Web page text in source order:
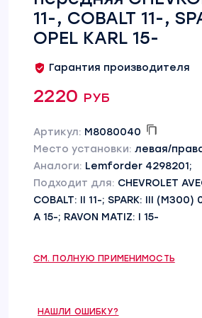
11-, COBALT 11-,
OPEL KARL 15-
Гарантия производителя
2220 руб
Артикул: M8080040
Место установки: левая/
Аналоги: Lemforder 4298201;
Подходит для: CHEVROLET
COBALT: II 11-; SPARK: III (M300)
A 15-; RAVON MATIZ: I 15-
СМ. ПОЛНУЮ ПРИМЕНИМОСТЬ
НАШЛИ ОШИБКУ?